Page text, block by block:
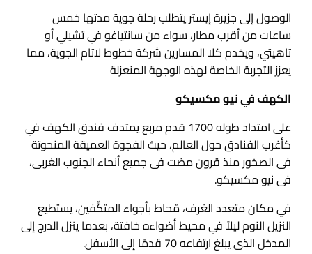
الوصول إلى جزيرة إيستر يتطلب رحلة جوية مدتها خمس
ساعات من أقرب مطار، سواء من سانتياغو في تشيلي أو
تاهيتي، ويخدم كلا المسارين شركة خطوط لاتام الجوية، مما
يعزز التجربة الخاصة لهذه الوجهة المنعزلة
الكهف فينيو مكسيكو
على امتداد طوله 1700 قدم مربع يمتدف فندق الكهف في
كأغرب الفنادق حول العالم، حيث الفجوة العميقة المنحوتة
فى الصخور منذ قرون مضت فى جميع أنحاء الجنوب الغربى،
فى نيو مكسيكو.
في مكان متعدد الغرف، مُحاط بأجواء المتكِّفين، يستطيع
النزيل النوم ليلاً في محيط أضواءه خافتة، بعدما ينزل الدرج إلى
المدخل الذى يبلغ ارتفاعه 70 قدمًا إلى الأسفل.